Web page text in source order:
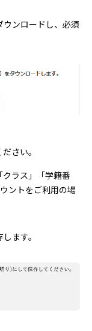
ウンロードし、必須
さい。
ラス」「学籍番
ントをご利用の場
ます。